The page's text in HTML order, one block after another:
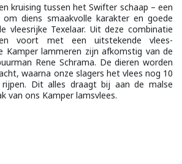
kruising tussen het Swifter schaap – een
diens smaakvolle karakter en goede
vleesrijke Texelaar. Uit deze combinatie
voort met een uitstekende vlees-
Kamper lammeren zijn afkomstig van de
Rene Schrama. De dieren worden
waarna onze slagers het vlees nog 10
Dit alles draagt bij aan de malse
van ons Kamper lamsvlees.